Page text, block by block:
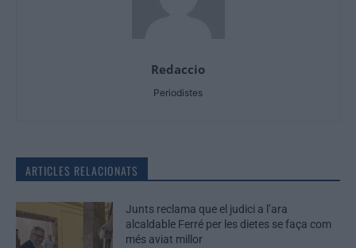
Redaccio
Periodistes
ARTICLES RELACIONATS
Junts reclama que el judici a l’ara
alcaldable Ferré per les dietes se faça com
més aviat millor